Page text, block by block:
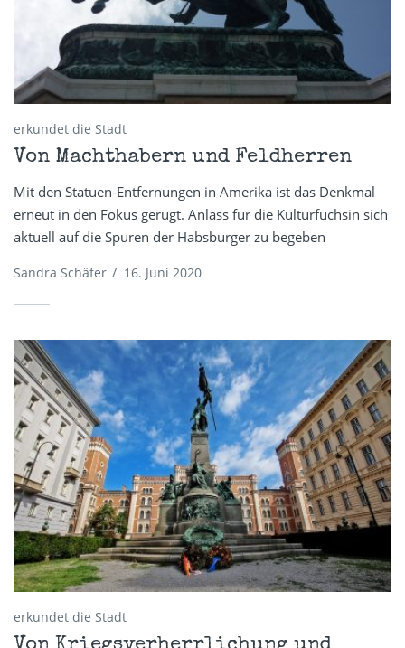
erkundet die Stadt
Von Machthabern und Feldherren
Mit den Statuen-Entfernungen in Amerika ist das Denkmal
erneut in den Fokus gerügt. Anlass für die Kulturfüchsin sich
aktuell auf die Spuren der Habsburger zu begeben
Sandra Schäfer / 16. Juni 2020
erkundet die Stadt